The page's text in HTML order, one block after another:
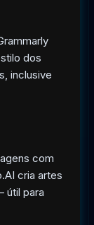
dos
inclusive
com
cria artes
útil para